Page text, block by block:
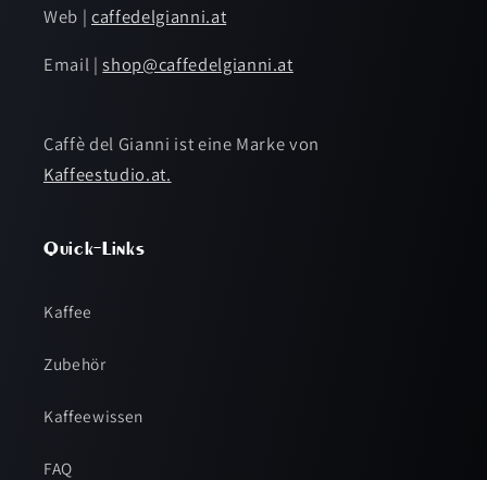
Web | caffedelgianni.at
Email |shop@caffedelgianni.at
Caffè del Gianni ist eine Marke von
Kaffeestudio.at.
Quick-Links
Kaffee
Zubehör
Kaffeewissen
FAQ